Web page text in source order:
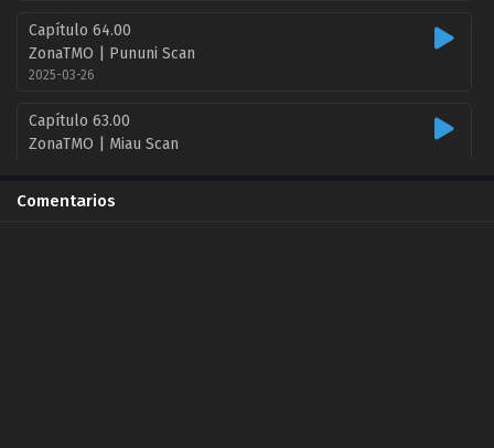
Capítulo 64.00
ZonaTMO | Pununi Scan
2025-03-26
Capítulo 63.00
ZonaTMO | Miau Scan
Capítulo 63.00
Comentarios